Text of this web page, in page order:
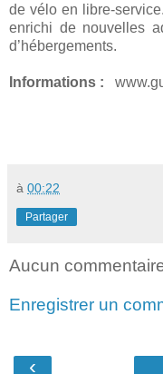
de vélo en libre-
enrichi de nouvelles
d’hébergements.
Informations :
à 00:22
Partager
Aucun
Enregistrer un
‹